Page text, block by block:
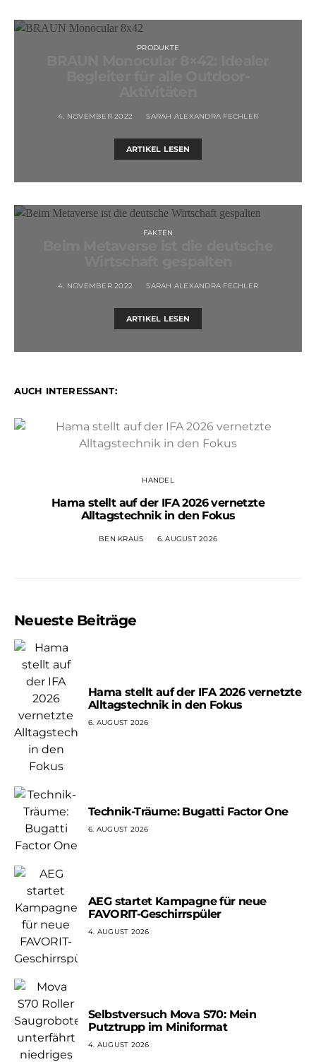
PRODUKTE
4. NOVEMBER 2022 SARAH ALEXANDRA FECHLER
ARTIKEL LESEN
FAKTEN
4. NOVEMBER 2022 SARAH ALEXANDRA FECHLER
ARTIKEL LESEN
AUCH INTERESSANT:
HANDEL
Hama stellt auf der IFA 2026 vernetzte
Alltagstechnik in den Fokus
BEN KRAUS 6. AUGUST 2026
Neueste Beiträge
Hama stellt auf der IFA 2026 vernetzte
Alltagstechnik in den Fokus
6. AUGUST 2026
Technik-Träume: Bugatti Factor One
6. AUGUST 2026
AEG startet Kampagne für neue
FAVORIT-Geschirrspüler
4. AUGUST 2026
Selbstversuch Mova S70: Mein
Putztrupp im Miniformat
4. AUGUST 2026